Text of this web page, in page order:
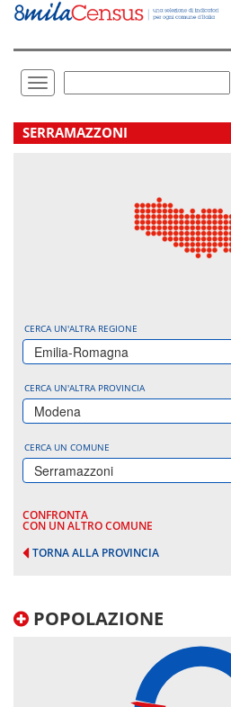
Vai
direttamente
Toggle
navigation
.
SERRAMAZZONI
CERCA UN'ALTRA REGIONE
Emilia-Romagna
CERCA UN'ALTRA PROVINCIA
Modena
CERCA UN COMUNE
Serramazzoni
CONFRONTA
CON UN ALTRO COMUNE
TORNA ALLA PROVINCIA
POPOLAZIONE